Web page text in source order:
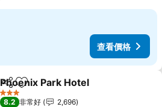
查看價格
分享 加入我的最愛
Phoenix Park Hotel
3 星級
8.2 非常好
2,696